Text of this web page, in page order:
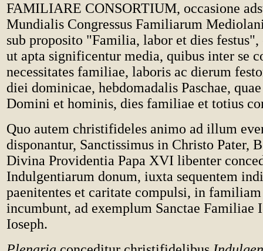
FAMILIARE CONSORTIUM, occasione
Mundialis Congressus Familiarum
sub proposito "Familia, labor et dies
ut apta significentur media, quibus inter se
necessitates familiae, laboris ac dierum
diei dominicae, hebdomadalis Paschae,
Domini et hominis, dies familiae et totius
Quo autem christifideles animo ad illum
disponantur, Sanctissimus in Christo Pater,
Divina Providentia Papa XVI libenter
Indulgentiarum donum, iuxta sequentem
paenitentes et caritate compulsi, in
incumbunt, ad exemplum Sanctae Familiae
Ioseph.